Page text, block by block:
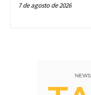
7 de agosto de 2026